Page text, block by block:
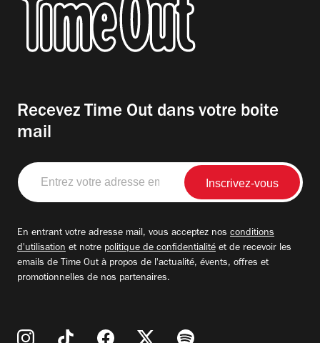
Recevez Time Out dans votre boite
mail
Entrez
votre
adresse
En entrant votre adresse mail, vous acceptez nos conditions
d'utilisation et notre politique de confidentialité et de recevoir les
emails de Time Out à propos de l'actualité, évents, offres et
promotionnelles de nos partenaires.